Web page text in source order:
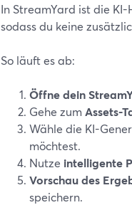
In StreamYard ist die
sodass du keine
So läuft es ab:
Öffne dein
Gehe zum Assets-
Wähle die KI-
möchtest.
Nutze intelligente
Vorschau des
speichern.